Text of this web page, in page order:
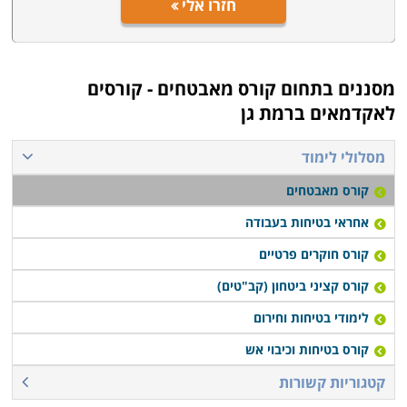
חזרו אלי
מסננים בתחום קורס מאבטחים - קורסים
לאקדמאים ברמת גן
מסלולי לימוד
קורס מאבטחים
אחראי בטיחות בעבודה
קורס חוקרים פרטיים
קורס קציני ביטחון (קב"טים)
לימודי בטיחות וחירום
קורס בטיחות וכיבוי אש
קטגוריות קשורות